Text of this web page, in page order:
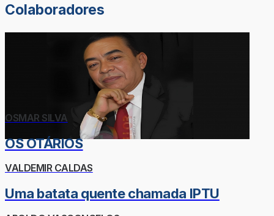
Colaboradores
OSMAR SILVA
OS OTÁRIOS
VALDEMIR CALDAS
Uma batata quente chamada IPTU